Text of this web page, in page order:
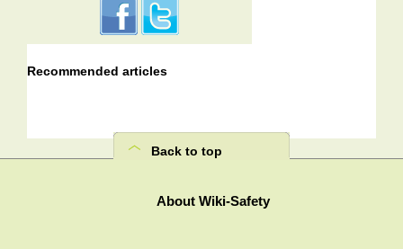
Recommended articles
Back to top
About Wiki-Safety